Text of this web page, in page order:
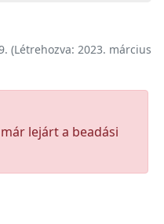
(Létrehozva: 2023. március
lejárt a beadási